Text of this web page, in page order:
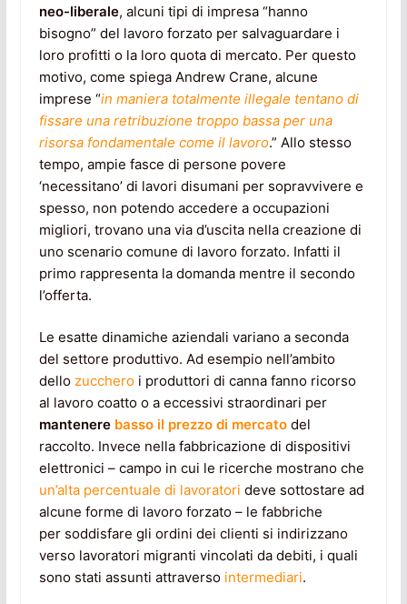
neo-liberale, alcuni tipi di impresa “hanno
bisogno” del lavoro forzato per salvaguardare i
loro profitti o la loro quota di mercato. Per questo
motivo, come spiega Andrew Crane, alcune
imprese “in maniera totalmente illegale tentano di
fissare una retribuzione troppo bassa per una
risorsa fondamentale come il lavoro.” Allo stesso
tempo, ampie fasce di persone povere
‘necessitano’ di lavori disumani per sopravvivere e
spesso, non potendo accedere a occupazioni
migliori, trovano una via d’uscita nella creazione di
uno scenario comune di lavoro forzato. Infatti il
primo rappresenta la domanda mentre il secondo
l’offerta.
Le esatte dinamiche aziendali variano a seconda
del settore produttivo. Ad esempio nell’ambito
dello zuccheroi produttori di canna fanno ricorso
al lavoro coatto o a eccessivi straordinari per
mantenere basso il prezzo di mercato del
raccolto. Invece nella fabbricazione di dispositivi
elettronici – campo in cui le ricerche mostrano che
un’alta percentuale di lavoratori deve sottostare ad
alcune forme di lavoro forzato – le fabbriche
per soddisfare gli ordini dei clienti si indirizzano
verso lavoratori migranti vincolati da debiti, i quali
sono stati assunti attraverso intermediari.